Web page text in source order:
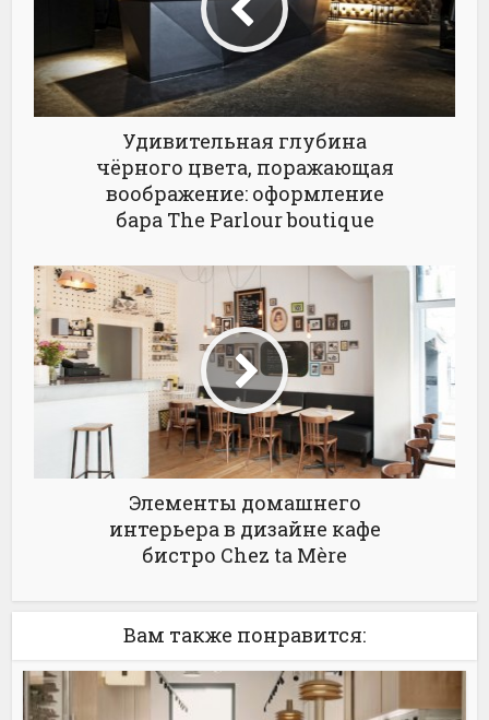
Удивительная глубина
чёрного цвета, поражающая
воображение: оформление
бара The Parlour boutique
Элементы домашнего
интерьера в дизайне кафе
бистро Chez ta Mère
Вам также понравится: